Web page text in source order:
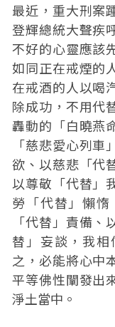
最近，重大刑案
登輝總統大聲疾
不好的心靈應該
如同正在戒煙的
在戒酒的人以喝
除成功，不用代
轟動的「白曉燕
「慈悲愛心列
欲、以慈悲「代
以尊敬「代替」
勞「代替」懶
「代替」責備
替」妄談，我
之，必能將心中
平等佛性闡發出
淨土當中。